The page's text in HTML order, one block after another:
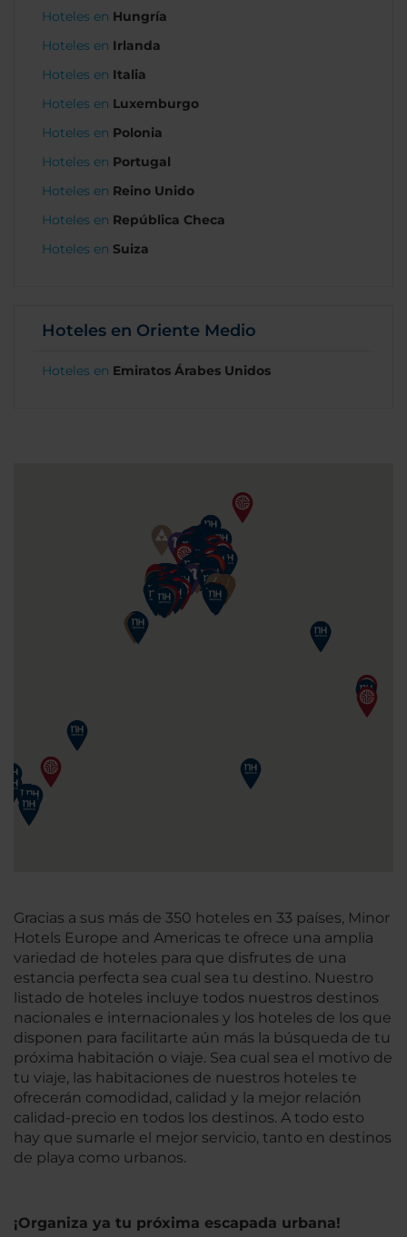
Hoteles en Hungría
Hoteles en Irlanda
Hoteles en Italia
Hoteles en Luxemburgo
Hoteles en Polonia
Hoteles en Portugal
Hoteles en Reino Unido
Hoteles en República Checa
Hoteles en Suiza
Hoteles en Oriente Medio
Hoteles en Emiratos Árabes Unidos
Gracias a sus más de 350 hoteles en 33 países, Minor
Hotels Europe and Americas te ofrece una amplia
variedad de hoteles para que disfrutes de una
estancia perfecta sea cual sea tu destino. Nuestro
listado de hoteles incluye todos nuestros destinos
nacionales e internacionales y los hoteles de los que
disponen para facilitarte aún más la búsqueda de tu
próxima habitación o viaje. Sea cual sea el motivo de
tu viaje, las habitaciones de nuestros hoteles te
ofrecerán comodidad, calidad y la mejor relación
calidad-precio en todos los destinos. A todo esto
hay que sumarle el mejor servicio, tanto en destinos
de playa como urbanos.
¡Organiza ya tu próxima escapada urbana!